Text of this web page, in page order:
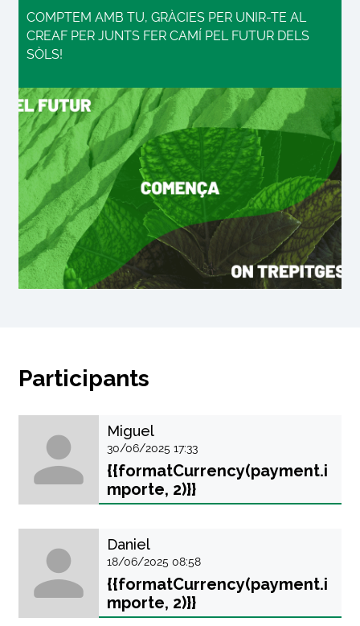
COMPTEM AMB TU, GRÀCIES PER UNIR-TE AL
CREAF PER JUNTS FER CAMÍ PEL FUTUR DELS
SÒLS!
Participants
Miguel
30/06/2025 17:33
{{formatCurrency(payment.i
mporte, 2)}}
Daniel
18/06/2025 08:58
{{formatCurrency(payment.i
mporte, 2)}}